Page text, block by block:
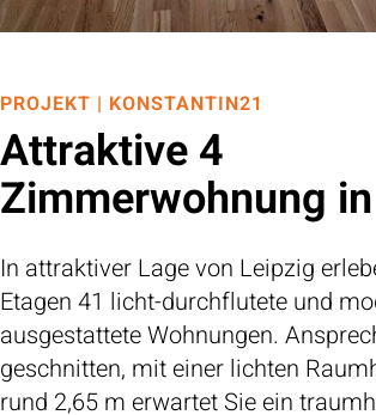
PROJEKT | KONSTANTIN21
Attraktive 4
Zimmerwohnung
In attraktiver Lage von Leipzig
Etagen 41 licht-durchflutete und
ausgestattete Wohnungen.
geschnitten, mit einer lichten
rund 2,65 m erwartet Sie ein